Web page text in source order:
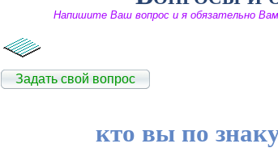
Напишите Ваш вопрос и я обязательно
Задать свой вопрос
кто вы по